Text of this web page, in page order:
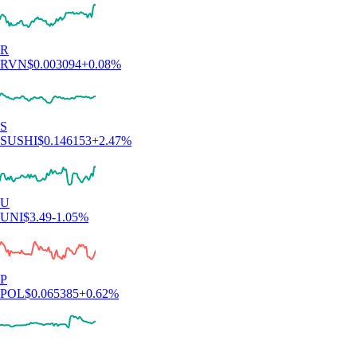
R
RVN$0.003094+0.08%
S
SUSHI$0.146153+2.47%
U
UNI$3.49-1.05%
P
POL$0.065385+0.62%